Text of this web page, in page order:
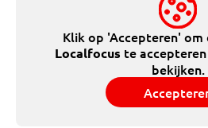
Klik op 'Accepteren' om
Localfocus te
bekijken.